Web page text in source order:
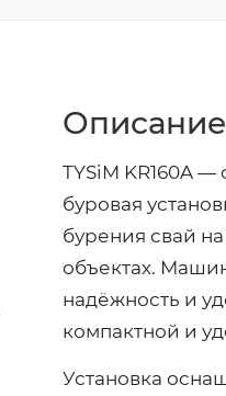
Описание
TYSiM KR160A
буровая
бурения свай
объектах.
надёжность и
компактной и
Установка